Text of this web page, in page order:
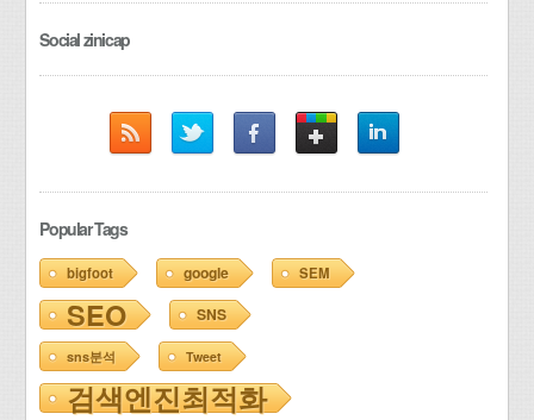
Social zinicap
Popular Tags
bigfoot google SEM
SEO SNS
sns분석 Tweet
검색엔진최적화